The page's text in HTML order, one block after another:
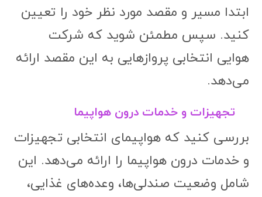
ابتدا مسیر و مقصد مورد نظر خود را تعیین
کنید. سپس مطمئن شوید که شرکت
هوایی انتخابی پروازهایی به این مقصد ارائه
می‌دهد.
تجهیزات و خدمات درون هواپیما
بررسی کنید که هواپیمای انتخابی تجهیزات
و خدمات درون هواپیما را ارائه می‌دهد. این
شامل وضعیت صندلی‌ها، وعده‌های غذایی،